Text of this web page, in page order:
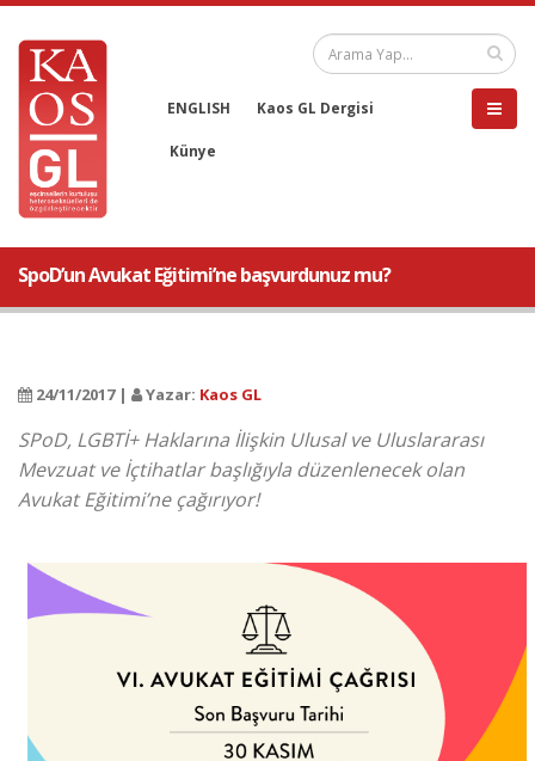
ENGLISH Kaos GL Dergisi
Künye
SpoD’un Avukat Eğitimi’ne başvurdunuz mu?
24/11/2017 | Yazar: Kaos GL
SPoD, LGBTİ+ Haklarına İlişkin Ulusal ve Uluslararası
Mevzuat ve İçtihatlar başlığıyla düzenlenecek olan
Avukat Eğitimi’ne çağırıyor!